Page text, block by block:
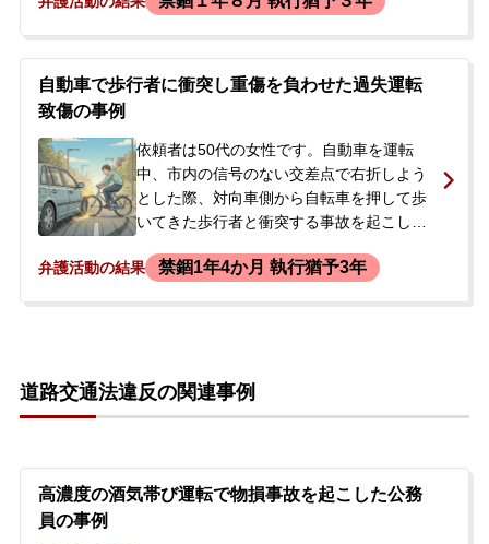
傷の容疑で現行犯逮捕されました。逮捕の
翌日、今後の刑事手続きの流れや処分につ
され、勾留の回避と公判への対応を希望
し、即日依頼に至りました。
自動車で歩行者に衝突し重傷を負わせた過失運転
致傷の事例
依頼者は50代の女性です。自動車を運転
中、市内の信号のない交差点で右折しよう
とした際、対向車側から自転車を押して歩
いてきた歩行者と衝突する事故を起こしま
者が見えなかったとのことでした。この事
から呼び出されました。公判請求（起訴）
を前提として弁護士を手配するよう指示さ
弁護活動の結果 禁錮1年4か月 執行猶予3年
道路交通法違反の関連事例
高濃度の酒気帯び運転で物損事故を起こした公務
員の事例